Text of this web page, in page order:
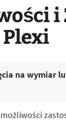
Plexi
na wymiar